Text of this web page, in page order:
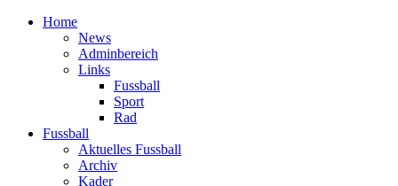
Home
News
Adminbereich
Links
Fussball
Sport
Rad
Fussball
Aktuelles Fussball
Archiv
Kader